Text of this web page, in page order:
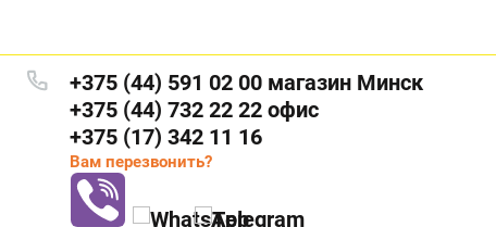
+375 (44) 591 02 00 магазин Минск
+375 (44) 732 22 22 офис
+375 (17) 342 11 16
Вам перезвонить?